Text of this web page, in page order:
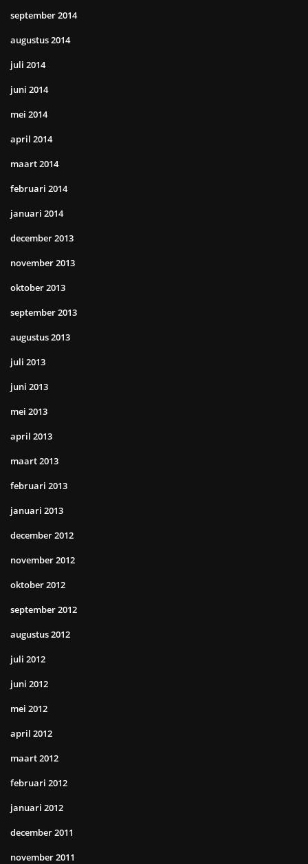
september 2014
augustus 2014
juli 2014
juni 2014
mei 2014
april 2014
maart 2014
februari 2014
januari 2014
december 2013
november 2013
oktober 2013
september 2013
augustus 2013
juli 2013
juni 2013
mei 2013
april 2013
maart 2013
februari 2013
januari 2013
december 2012
november 2012
oktober 2012
september 2012
augustus 2012
juli 2012
juni 2012
mei 2012
april 2012
maart 2012
februari 2012
januari 2012
december 2011
november 2011